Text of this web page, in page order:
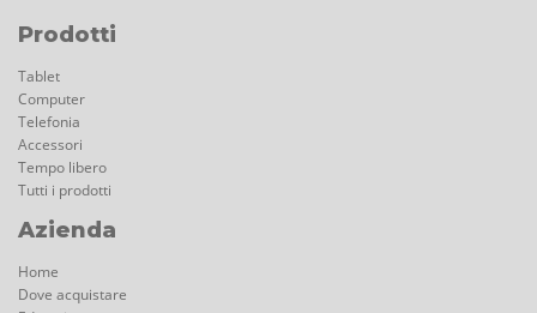
Prodotti
Tablet
Computer
Telefonia
Accessori
Tempo libero
Tutti i prodotti
Azienda
Home
Dove acquistare